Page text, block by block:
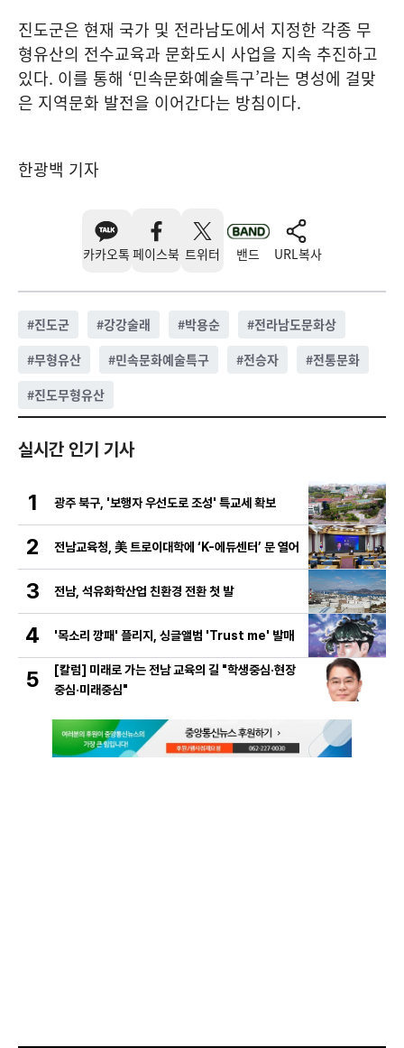
진도군은 현재 국가 및 전라남도에서 지정한 각종 무
형유산의 전수교육과 문화도시 사업을 지속 추진하고
있다. 이를 통해 ‘민속문화예술특구’라는 명성에 걸맞
은 지역문화 발전을 이어간다는 방침이다.
한광백 기자
카카오톡 페이스북 트위터 밴드 URL복사
#진도군 #강강술래 #박용순 #전라남도문화상
#무형유산 #민속문화예술특구 #전승자 #전통문화
#진도무형유산
실시간 인기 기사
1 광주 북구, '보행자 우선도로 조성' 특교세 확보
2 전남교육청, 美 트로이대학에 ‘K-에듀센터’ 문 열어
3 전남, 석유화학산업 친환경 전환 첫 발
4 '목소리 깡패' 플리지, 싱글앨범 'Trust me' 발매
5
[칼럼] 미래로 가는 전남 교육의 길 "학생중심·현장
중심·미래중심"